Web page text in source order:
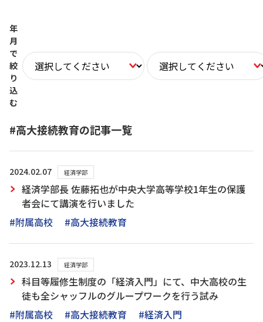
年
月
で
絞
り
込
む
#高大接続教育の記事一覧
2024.02.07 経済学部
経済学部長 佐藤拓也が中央大学高等学校1年生の保護
者会にて講演を行いました
#附属高校
#高大接続教育
2023.12.13 経済学部
科目等履修生制度の「経済入門」にて、中大高校の生
徒も全シャッフルのグループワークを行う試み
#附属高校
#高大接続教育
#経済入門